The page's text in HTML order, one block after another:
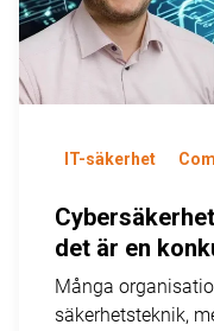
IT-säkerhet
det är en
Många
säkerhetsteknik,